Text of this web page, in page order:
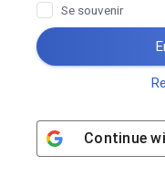
Se souvenir
Continue